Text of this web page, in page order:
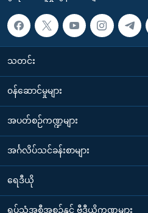
သတင်း
၀န်ဆောင်မှုများ
အပတ်စဉ်ကဏ္ဍများ
အင်္ဂလိပ်သင်ခန်းစာများ
ရေဒီယို
ရုပ်သံအစီအစဉ်နှင့် ဗွီဒီယိုကဏ္ဍများ